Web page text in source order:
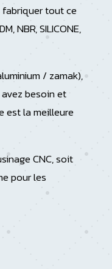
tout ce
NBR, SILICONE,
/ zamak),
besoin et
est la meilleure
CNC, soit
pour les